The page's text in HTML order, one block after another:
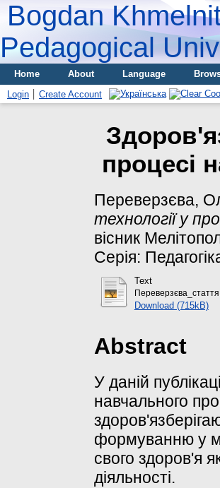
Bogdan
Pedagogical
Home About Language
Login
Create Account
процесі
Переверзєва,
технології у
вісник
Серія:
Text
Download (715kB)
Abstract
У даній
навчального
формуванню у
свого здоров'я
діяльності.